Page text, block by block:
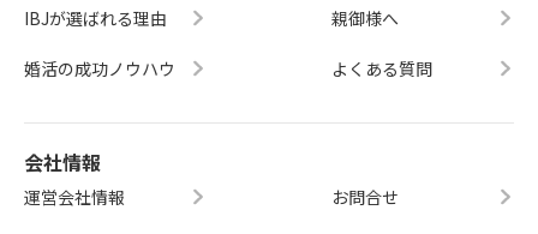
IBJが選ばれる理由
婚活の成功ノウハウ
親御様へ
よくある質問
会社情報
運営会社情報 お問合せ